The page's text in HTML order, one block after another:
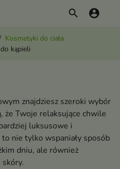
search account_circle
Kosmetyki do ciała
kąpieli
znajdziesz szeroki wybór
że Twoje relaksujące chwile
luksusowe i
nie tylko wspaniały sposób
dniu, ale również